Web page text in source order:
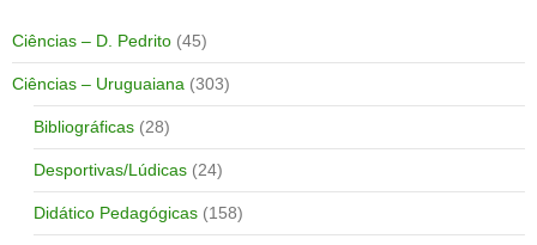
Ciências – D. Pedrito (45)
Ciências – Uruguaiana (303)
Bibliográficas (28)
Desportivas/Lúdicas (24)
Didático Pedagógicas (158)